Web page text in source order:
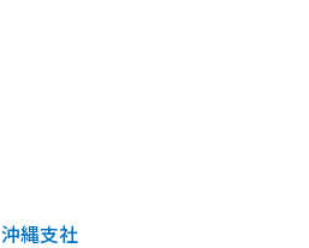
沖縄支社